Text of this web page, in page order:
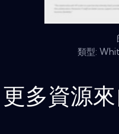
類型:
更多資源來